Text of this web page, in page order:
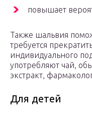
повышает
Также шальвия
требуется
индивидуального
употребляют чай,
экстракт,
Для детей